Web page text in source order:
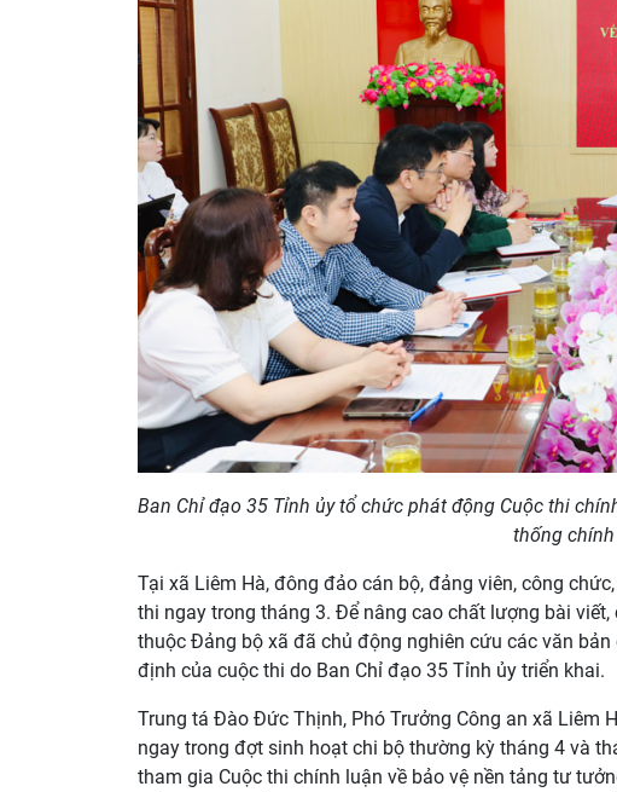
Ban Chỉ đạo 35 Tỉnh ủy tổ chức phát động Cuộc thi
thống
Tại xã Liêm Hà, đông đảo cán bộ, đảng viên, công
thi ngay trong tháng 3. Để nâng cao chất lượng bài
thuộc Đảng bộ xã đã chủ động nghiên cứu các văn
định của cuộc thi do Ban Chỉ đạo 35 Tỉnh ủy triển khai.
Trung tá Đào Đức Thịnh, Phó Trưởng Công an xã Liêm
ngay trong đợt sinh hoạt chi bộ thường kỳ tháng 4 và
tham gia Cuộc thi chính luận về bảo vệ nền tảng tư